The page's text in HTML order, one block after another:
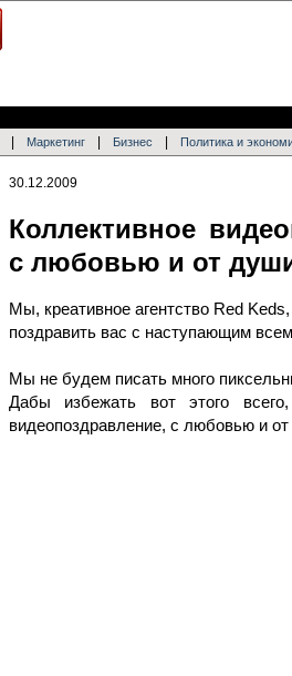
Маркетинг Бизнес Политика и
30.12.2009
Коллективное
с любовью и от
Мы, креативное агентство Red
поздравить вас с наступающим
Мы не будем писать много
Дабы избежать вот этого
видеопоздравление, с любовью и